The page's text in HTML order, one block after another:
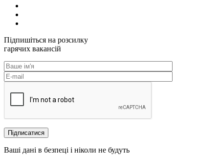
Підпишіться на розсилку
гарячих вакансій
Ваші дані в безпеці і ніколи не будуть